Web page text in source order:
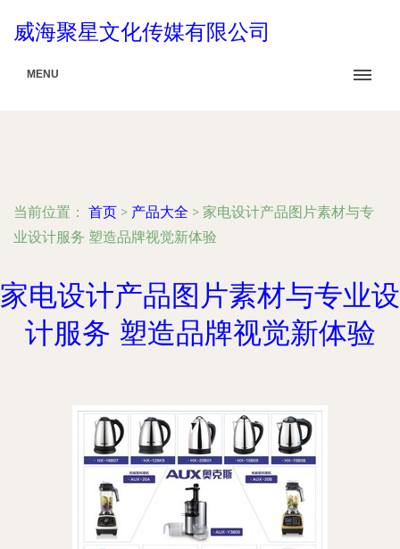
威海聚星文化传媒有限公司
MENU
当前位置： 首页 > 产品大全 > 家电设计产品图片素材与专
业设计服务 塑造品牌视觉新体验
家电设计产品图片素材与专业设
计服务 塑造品牌视觉新体验